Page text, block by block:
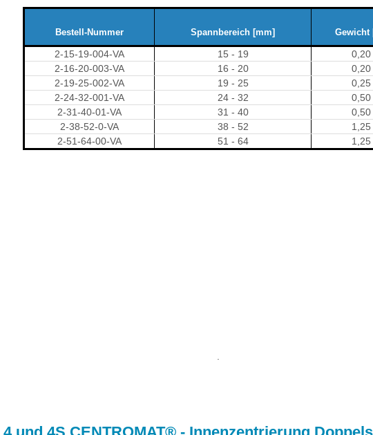
Bestell-Nummer Spannbereich [mm] Gewicht
2-15-19-004-VA 15 - 19
0,20
2-16-20-003-VA
16 - 20
0,20
2-19-25-002-VA
19 - 25
0,25
2-24-32-001-VA
24 - 32
0,50
2-31-40-01-VA
31 - 40
0,50
2-38-52-0-VA
38 - 52
1,25
2-51-64-00-VA
51 - 64 1,25
.